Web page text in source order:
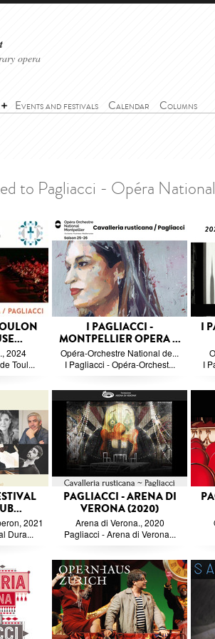
opera
Events and festivals Calendar Columns
to Pagliacci - Opéra
2024
Toul...
I PAGLIACCI -
MONTPELLIER OPERA ...
Opéra-Orchestre National de...
I Pagliacci - Opéra-Orchest...
I
I
2021
Dura...
PAGLIACCI - ARENA DI
VERONA (2020)
Arena di Verona., 2020
Pagliacci - Arena di Verona...